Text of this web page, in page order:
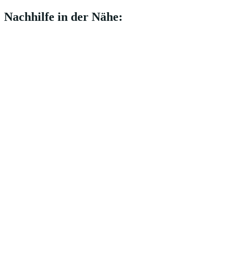
Nachhilfe in der Nähe: